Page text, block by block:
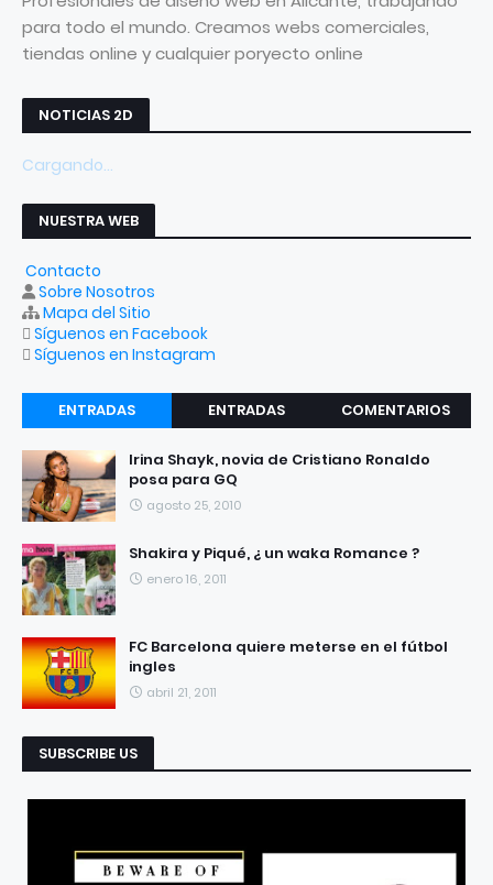
para todo el mundo. Creamos webs comerciales,
tiendas online y cualquier poryecto online
NOTICIAS 2D
Cargando...
NUESTRA WEB
Contacto
Sobre Nosotros
Mapa del Sitio
Síguenos en Facebook
Síguenos en Instagram
ENTRADAS
RECIENTES
ENTRADAS
COMENTARIOS
Irina Shayk, novia de Cristiano Ronaldo
posa para GQ
agosto 25, 2010
Shakira y Piqué, ¿ un waka Romance ?
enero 16, 2011
FC Barcelona quiere meterse en el fútbol
ingles
abril 21, 2011
SUBSCRIBE US